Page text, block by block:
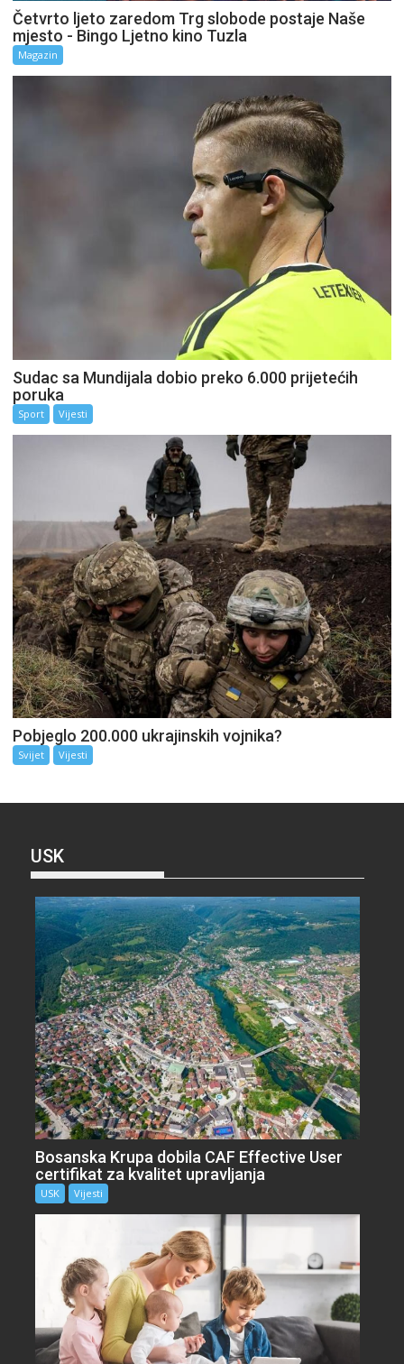
Četvrto ljeto zaredom Trg slobode postaje Naše
mjesto - Bingo Ljetno kino Tuzla
Magazin
Sudac sa Mundijala dobio preko 6.000 prijetećih
poruka
Sport Vijesti
Pobjeglo 200.000 ukrajinskih vojnika?
Svijet Vijesti
USK
Bosanska Krupa dobila CAF Effective User
certifikat za kvalitet upravljanja
USK Vijesti